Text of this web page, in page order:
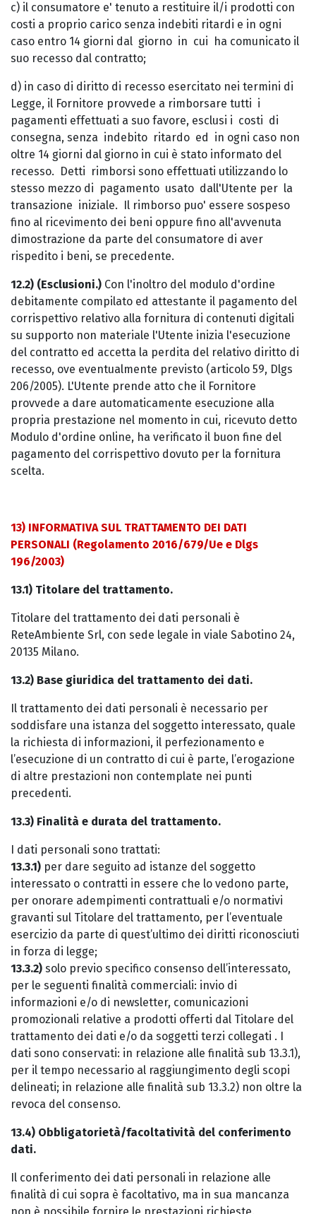
c) il consumatore e' tenuto a restituire il/i prodotti con
costi a proprio carico senza indebiti ritardi e in ogni
caso entro 14 giorni dal giorno in cui ha comunicato il
suo recesso dal contratto;
d) in caso di diritto di recesso esercitato nei termini di
Legge, il Fornitore provvede a rimborsare tutti i
pagamenti effettuati a suo favore, esclusi i costi di
consegna, senza indebito ritardo ed in ogni caso non
oltre 14 giorni dal giorno in cui è stato informato del
recesso. Detti rimborsi sono effettuati utilizzando lo
stesso mezzo di pagamento usato dall'Utente per la
transazione iniziale. Il rimborso puo' essere sospeso
fino al ricevimento dei beni oppure fino all'avvenuta
dimostrazione da parte del consumatore di aver
rispedito i beni, se precedente.
12.2) (Esclusioni.) Con l'inoltro del modulo d'ordine
debitamente compilato ed attestante il pagamento del
corrispettivo relativo alla fornitura di contenuti digitali
su supporto non materiale l'Utente inizia l'esecuzione
del contratto ed accetta la perdita del relativo diritto di
recesso, ove eventualmente previsto (articolo 59, Dlgs
206/2005). L'Utente prende atto che il Fornitore
provvede a dare automaticamente esecuzione alla
propria prestazione nel momento in cui, ricevuto detto
Modulo d'ordine online, ha verificato il buon fine del
pagamento del corrispettivo dovuto per la fornitura
scelta.
13) INFORMATIVA SUL TRATTAMENTO DEI DATI
PERSONALI (Regolamento 2016/679/Ue e Dlgs
196/2003)
13.1) Titolare del trattamento.
Titolare del trattamento dei dati personali è
ReteAmbiente Srl, con sede legale in viale Sabotino 24,
20135 Milano.
13.2) Base giuridica del trattamento dei dati.
Il trattamento dei dati personali è necessario per
soddisfare una istanza del soggetto interessato, quale
la richiesta di informazioni, il perfezionamento e
l’esecuzione di un contratto di cui è parte, l’erogazione
di altre prestazioni non contemplate nei punti
precedenti.
13.3) Finalità e durata del trattamento.
I dati personali sono trattati:
13.3.1) per dare seguito ad istanze del soggetto
interessato o contratti in essere che lo vedono parte,
per onorare adempimenti contrattuali e/o normativi
gravanti sul Titolare del trattamento, per l’eventuale
esercizio da parte di quest’ultimo dei diritti riconosciuti
in forza di legge;
13.3.2) solo previo specifico consenso dell’interessato,
per le seguenti finalità commerciali: invio di
informazioni e/o di newsletter, comunicazioni
promozionali relative a prodotti offerti dal Titolare del
trattamento dei dati e/o da soggetti terzi collegati . I
dati sono conservati: in relazione alle finalità sub 13.3.1),
per il tempo necessario al raggiungimento degli scopi
delineati; in relazione alle finalità sub 13.3.2) non oltre la
revoca del consenso.
13.4) Obbligatorietà/facoltatività del conferimento
dati.
Il conferimento dei dati personali in relazione alle
finalità di cui sopra è facoltativo, ma in sua mancanza